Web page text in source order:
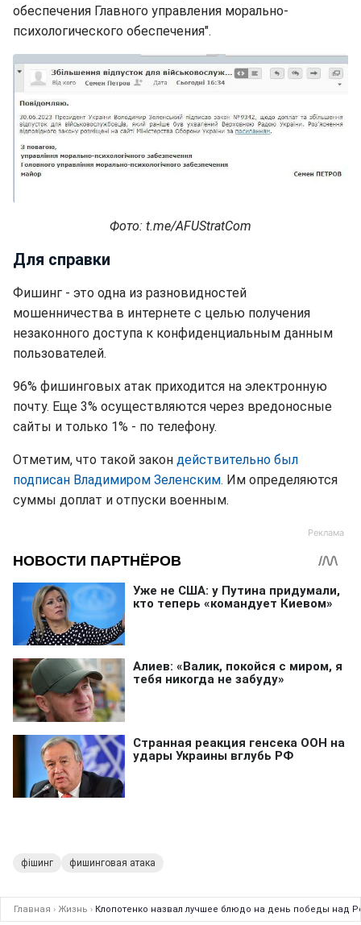
обеспечения Главного управления морально-
психологического обеспечения".
Фото: t.me/AFUStratCom
Для справки
Фишинг - это одна из разновидностей
мошенничества в интернете с целью получения
незаконного доступа к конфиденциальным данным
пользователей.
96% фишинговых атак приходится на электронную
почту. Еще 3% осуществляются через вредоносные
сайты и только 1% - по телефону.
Отметим, что такой закон действительно был
подписан Владимиром Зеленским. Им определяются
суммы доплат и отпуски военным.
фішинг фишинговая атака
Главная › Жизнь › Клопотенко назвал лучшее блюдо на день победы над